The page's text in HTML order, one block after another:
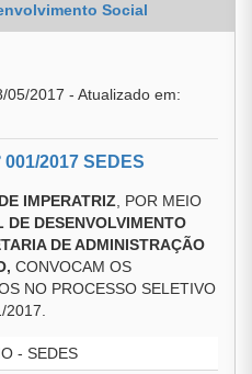
Social
05/2017 - Atualizado em:
2017 SEDES
IMPERATRIZ , POR MEIO
DE DESENVOLVIMENTO
DE ADMINISTRAÇÃO
, CONVOCAM OS
NO PROCESSO SELETIVO
- SEDES